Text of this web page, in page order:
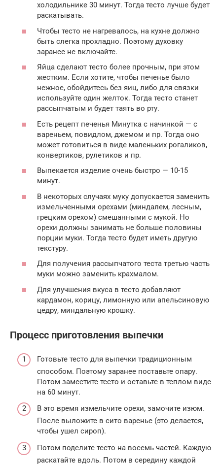
холодильнике 30 минут. Тогда тесто лучше будет
раскатывать.
Чтобы тесто не нагревалось, на кухне должно
быть слегка прохладно. Поэтому духовку
заранее не включайте.
Яйца сделают тесто более прочным, при этом
жестким. Если хотите, чтобы печенье было
нежное, обойдитесь без яиц, либо для связки
используйте один желток. Тогда тесто станет
рассыпчатым и будет таять во рту.
Есть рецепт печенья Минутка с начинкой — с
вареньем, повидлом, джемом и пр. Тогда оно
может готовиться в виде маленьких рогаликов,
конвертиков, рулетиков и пр.
Выпекается изделие очень быстро — 10-15
минут.
В некоторых случаях муку допускается заменить
измельченными орехами (миндалем, лесным,
грецким орехом) смешанными с мукой. Но
орехи должны занимать не больше половины
порции муки. Тогда тесто будет иметь другую
текстуру.
Для получения рассыпчатого теста третью часть
муки можно заменить крахмалом.
Для улучшения вкуса в тесто добавляют
кардамон, корицу, лимонную или апельсиновую
цедру, миндальную крошку.
Процесс приготовления выпечки
Готовьте тесто для выпечки традиционным
способом. Поэтому заранее поставьте опару.
Потом заместите тесто и оставьте в теплом виде
на 60 минут.
В это время измельчите орехи, замочите изюм.
После выложите в сито варенье (это делается,
чтобы ушел сироп).
Потом поделите тесто на восемь частей. Каждую
раскатайте вдоль. Потом в середину каждой